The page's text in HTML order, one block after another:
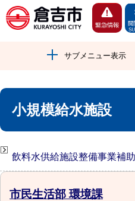
サブメニュー表示
小規模給水施設
飲料水供給施設整備事業補
市民生活部 環境課